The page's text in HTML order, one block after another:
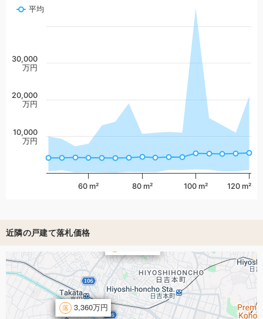
平均
60 m² 80 m² 100 m² 120 m²
10,000
万円
20,000
万円
30,000
万円
近隣の戸建て落札価格
6,259万円
3,360万円